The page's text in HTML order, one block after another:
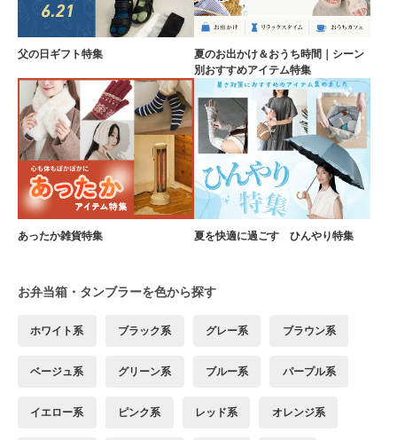
父の日ギフト特集
夏のお出かけ＆おうち時間｜シーン
別おすすめアイテム特集
あったか雑貨特集 夏を快適に過ごす ひんやり特集
お弁当箱・タンブラーを色から探す
ホワイト系 ブラック系 グレー系 ブラウン系
ベージュ系 グリーン系 ブルー系 パープル系
イエロー系 ピンク系 レッド系 オレンジ系